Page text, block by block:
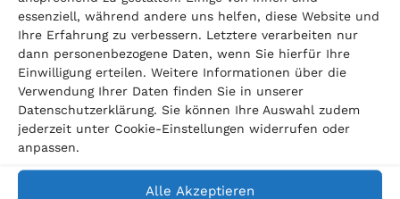
essenziell, während andere uns helfen, diese Website und
Ihre Erfahrung zu verbessern. Letztere verarbeiten nur
dann personenbezogene Daten, wenn Sie hierfür Ihre
Einwilligung erteilen. Weitere Informationen über die
Verwendung Ihrer Daten finden Sie in unserer
Datenschutzerklärung. Sie können Ihre Auswahl zudem
jederzeit unter Cookie-Einstellungen widerrufen oder
anpassen.
Alle Akzeptieren
EuGH urteilt im Dieselskandal: Mercedes-Benz
muss für „Thermofenster“ Schadensersatz leisten
Der Europäische Gerichtshof (EuGH) hat ein
bahnbrechendes Urteil im Dieselskandal gefällt,
auf das Diesel-Fahrer jahrelang gewartet haben.
In einem Verfahren gegen Mercedes-Benz,…